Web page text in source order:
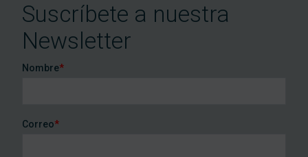
Suscríbete a nuestra
Newsletter